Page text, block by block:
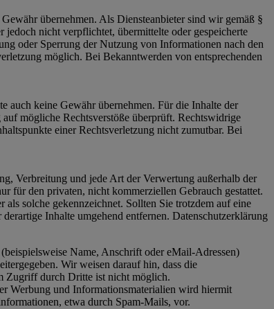
übernehmen. Als Diensteanbieter sind wir gemäß §
nicht verpflichtet, übermittelte oder gespeicherte
oder Sperrung der Nutzung von Informationen nach den
möglich. Bei Bekanntwerden von entsprechenden
auch keine Gewähr übernehmen. Für die Inhalte der
mögliche Rechtsverstöße überprüft. Rechtswidrige
einer Rechtsverletzung nicht zumutbar. Bei
Verbreitung und jede Art der Verwertung außerhalb der
für den privaten, nicht kommerziellen Gebrauch gestattet.
solche gekennzeichnet. Sollten Sie trotzdem auf eine
Inhalte umgehend entfernen. Datenschutzerklärung
Name, Anschrift oder eMail-Adressen)
Wir weisen darauf hin, dass die
Zugriff durch Dritte ist nicht möglich.
Werbung und Informationsmaterialien wird hiermit
etwa durch Spam-Mails, vor.